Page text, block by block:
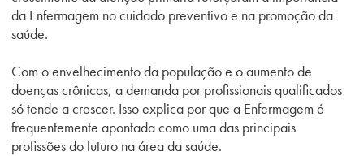
da Enfermagem no cuidado preventivo e na promoção da
saúde.
Com o envelhecimento da população e o aumento de
doenças crônicas, a demanda por profissionais qualificados
só tende a crescer. Isso explica por que a Enfermagem é
frequentemente apontada como uma das principais
profissões do futuro na área da saúde.